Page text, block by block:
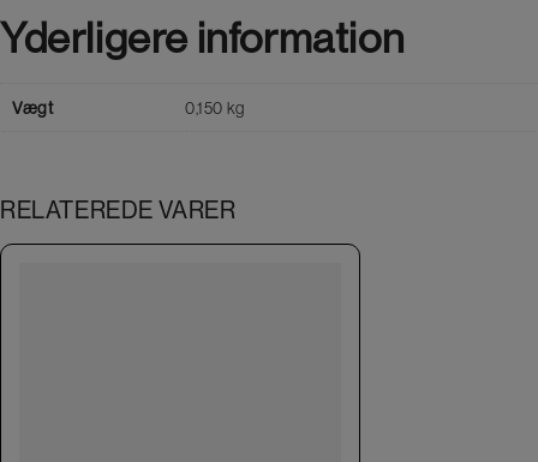
Yderligere information
Vægt 0,150 kg
RELATEREDE VARER